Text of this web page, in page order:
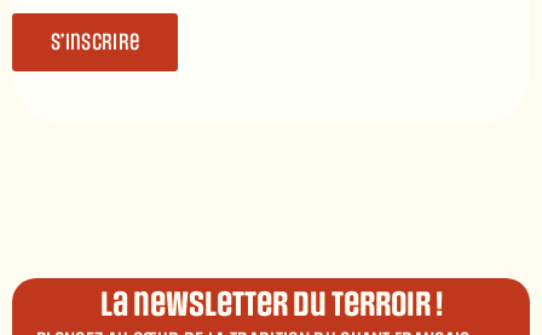
S’inscrire
La newsletter du terroir !